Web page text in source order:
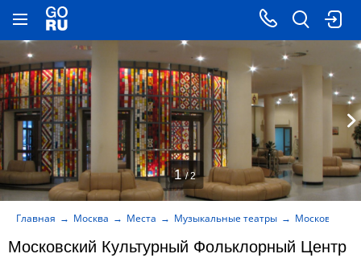
Московский Культурный Фольклорный Центр
Главная Москва Места Музыкальные театры Московский
1 / 2